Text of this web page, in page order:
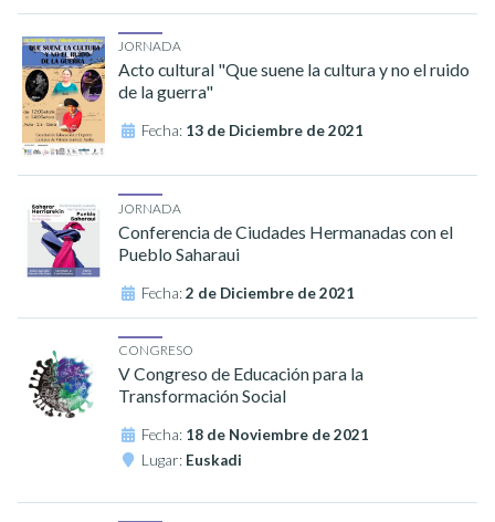
JORNADA
Acto cultural "Que suene la cultura y no el ruido
de la guerra"
Fecha: 13 de Diciembre de 2021
JORNADA
Conferencia de Ciudades Hermanadas con el
Pueblo Saharaui
Fecha:2 de Diciembre de 2021
CONGRESO
V Congreso de Educación para la
Transformación Social
Fecha: 18 de Noviembre de 2021
Lugar: Euskadi